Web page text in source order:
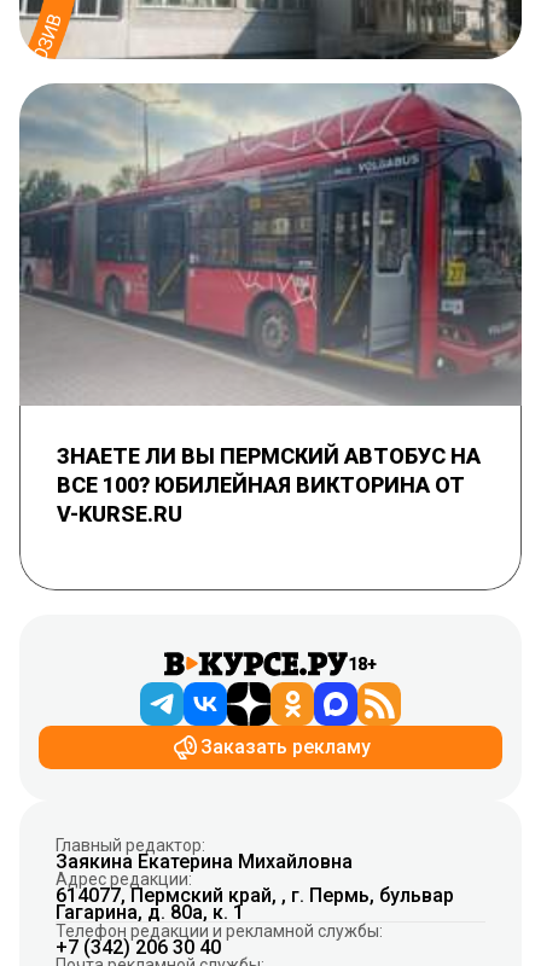
ЗНАЕТЕ ЛИ ВЫ ПЕРМСКИЙ АВТОБУС НА
ВСЕ 100? ЮБИЛЕЙНАЯ ВИКТОРИНА ОТ
V-KURSE.RU
18+
Заказать рекламу
Главный редактор:
Заякина Екатерина Михайловна
Адрес редакции:
614077, Пермский край, , г. Пермь, бульвар
Гагарина, д. 80а, к. 1
Телефон редакции и рекламной службы:
+7 (342) 206 30 40